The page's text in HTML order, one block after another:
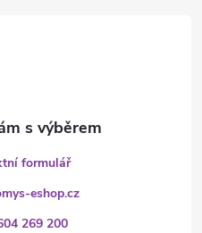
formulář
eshop.cz
269 200